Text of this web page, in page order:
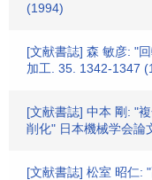
(1994)
[文献書誌] 森 敏彦: "
加工. 35. 1342-1347
[文献書誌] 中本 剛: "
削化" 日本機械学会
[文献書誌] 松室 昭仁: